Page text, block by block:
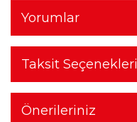
Yorumlar
Taksit Seçenekleri
Önerileriniz